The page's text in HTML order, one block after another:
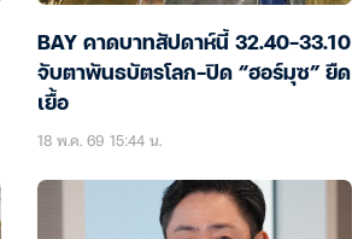
BAY คาดบาทสัปดาห์นี้ 32.40-33.10
จับตาพันธบัตรโลก-ปิด “ฮอร์มุซ” ยืด
เยื้อ
18 พ.ค. 69 15:44 น.